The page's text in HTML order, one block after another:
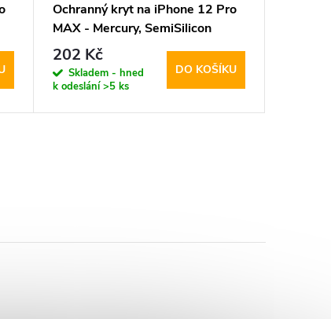
Ochranný kryt na iPhone 12 Pro
MAX - Mercury, SemiSilicon
MagSafe Stone
202 Kč
Skladem - hned
k odeslání>5 ks
DO KOŠÍKU